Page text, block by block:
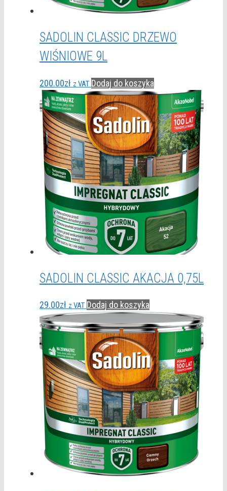
SADOLIN CLASSIC DRZEWO
WIŚNIOWE 9L
200.00zł z VAT Dodaj do koszyka
SADOLIN CLASSIC AKACJA 0,75L
29.00zł z VAT Dodaj do koszyka